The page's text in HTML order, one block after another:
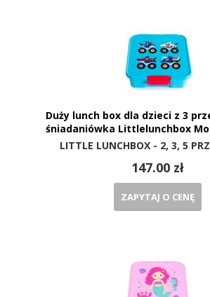
Duży lunch box dla dzieci z 3
śniadaniówka Littlelunchbox
LITTLE LUNCHBOX - 2, 3, 5
147.00 zł
ZAPYTAJ O CENĘ